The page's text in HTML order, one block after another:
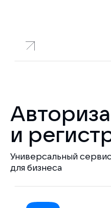
и
Универсальный
для бизнеса